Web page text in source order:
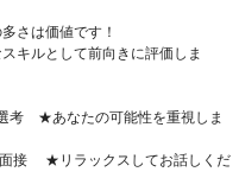
多さは価値です！
キルとして前向きに評価しま
考 ★あなたの可能性を重視しま
接 ★リラックスしてお話しくだ